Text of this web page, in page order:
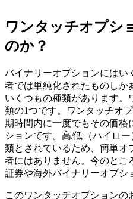
ワンタッチオプシ
のか？
バイナリーオプションにはい
者では単純化されたものしか
いくつもの種類があります
類の1つです。ワンタッチオ
期時間内に一度でもその価格
ションです。高/低（ハイロ
類とされているため、簡単オ
者にはありません。今のとこ
証券や海外バイナリーオプシ
このワンタッチオプションの